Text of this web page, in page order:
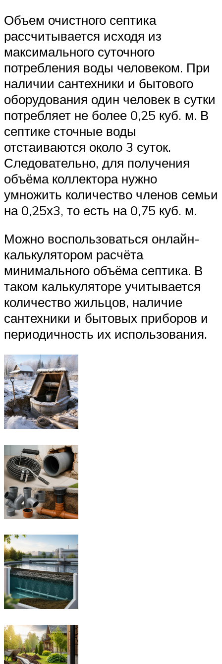
Объем очистного септика
рассчитывается исходя из
максимального суточного
потребления воды человеком. При
наличии сантехники и бытового
оборудования один человек в сутки
потребляет не более 0,25 куб. м. В
септике сточные воды
отстаиваются около 3 суток.
Следовательно, для получения
объёма коллектора нужно
умножить количество членов семьи
на 0,25х3, то есть на 0,75 куб. м.
Можно воспользоваться онлайн-
калькулятором расчёта
минимального объёма септика. В
таком калькуляторе учитывается
количество жильцов, наличие
сантехники и бытовых приборов и
периодичность их использования.